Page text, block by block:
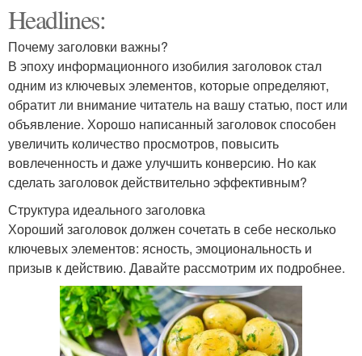
Headlines:
Почему заголовки важны?
В эпоху информационного изобилия заголовок стал
одним из ключевых элементов, которые определяют,
обратит ли внимание читатель на вашу статью, пост или
объявление. Хорошо написанный заголовок способен
увеличить количество просмотров, повысить
вовлеченность и даже улучшить конверсию. Но как
сделать заголовок действительно эффективным?
Структура идеального заголовка
Хороший заголовок должен сочетать в себе несколько
ключевых элементов: ясность, эмоциональность и
призыв к действию. Давайте рассмотрим их подробнее.